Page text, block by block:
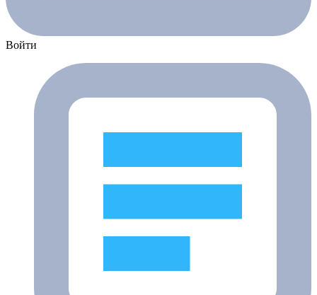
Войти